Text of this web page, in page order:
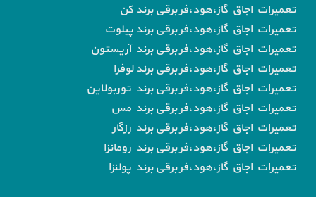
تعمیرات اجاق گاز،هود،فر برقی برند کن
تعمیرات اجاق گاز،هود،فر برقی برند پیلوت
تعمیرات اجاق گاز،هود،فر برقی برند آریستون
تعمیرات اجاق گاز،هود،فر برقی برند لوفرا
تعمیرات اجاق گاز،هود،فر برقی برند توربولاین
تعمیرات اجاق گاز،هود،فر برقی برند مس
تعمیرات اجاق گاز،هود،فر برقی برند رزگار
تعمیرات اجاق گاز،هود،فر برقی برند رومانزا
تعمیرات اجاق گاز،هود،فر برقی برند پولنزا